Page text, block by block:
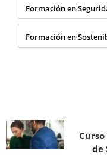
Formación en
Formación en
de